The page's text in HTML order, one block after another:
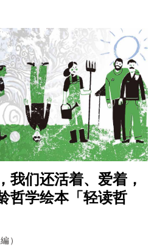
我们还活着、爱着，
哲学绘本「轻读哲
）